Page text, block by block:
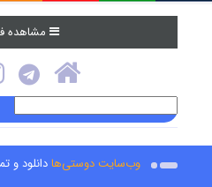
مشاهده
وب‌سایت دوستی‌هادانلود و